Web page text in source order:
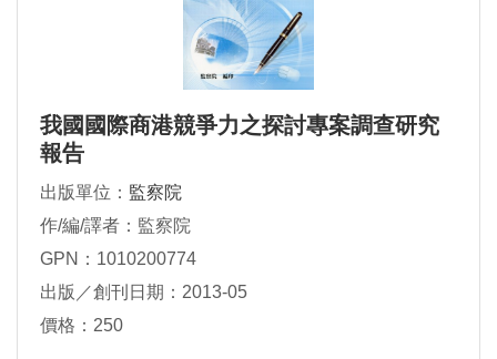
我國國際商港競爭力之探討專案調查研究
報告
出版單位： 監察院
作/編/譯者：監察院
GPN：1010200774
出版／創刊日期：2013-05
價格：250